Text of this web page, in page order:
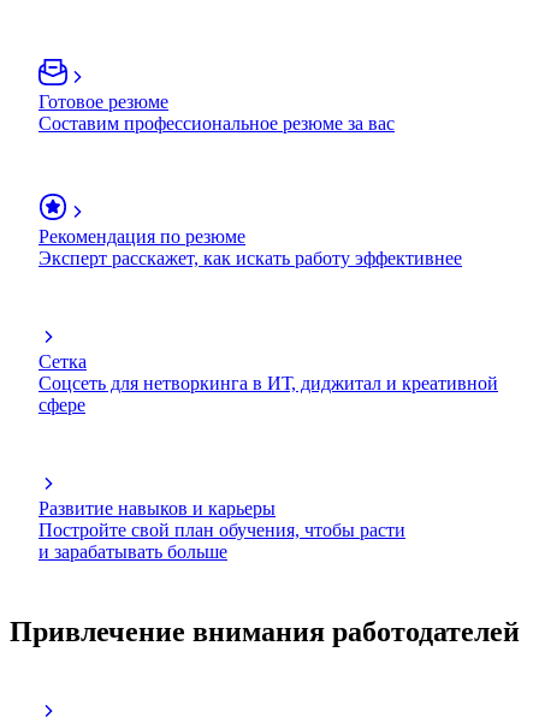
Готовое резюме
Составим профессиональное резюме за вас
Рекомендация по резюме
Эксперт расскажет, как искать работу эффективнее
Сетка
Соцсеть для нетворкинга в ИТ, диджитал и креативной
сфере
Развитие навыков и карьеры
Постройте свой план обучения, чтобы расти
и зарабатывать больше
Привлечение внимания работодателей